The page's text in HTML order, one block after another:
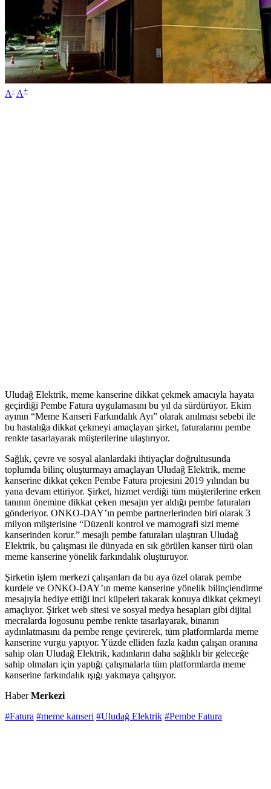
A- A+
Uludağ Elektrik, meme kanserine dikkat çekmek amacıyla hayata
geçirdiği Pembe Fatura uygulamasını bu yıl da sürdürüyor. Ekim
ayının “Meme Kanseri Farkındalık Ayı” olarak anılması sebebi ile
bu hastalığa dikkat çekmeyi amaçlayan şirket, faturalarını pembe
renkte tasarlayarak müşterilerine ulaştırıyor.
Sağlık, çevre ve sosyal alanlardaki ihtiyaçlar doğrultusunda
toplumda bilinç oluşturmayı amaçlayan Uludağ Elektrik, meme
kanserine dikkat çeken Pembe Fatura projesini 2019 yılından bu
yana devam ettiriyor. Şirket, hizmet verdiği tüm müşterilerine erken
tanının önemine dikkat çeken mesajın yer aldığı pembe faturaları
gönderiyor. ONKO-DAY’ın pembe partnerlerinden biri olarak 3
milyon müşterisine “Düzenli kontrol ve mamografi sizi meme
kanserinden korur.” mesajlı pembe faturaları ulaştıran Uludağ
Elektrik, bu çalışması ile dünyada en sık görülen kanser türü olan
meme kanserine yönelik farkındalık oluşturuyor.
Şirketin işlem merkezi çalışanları da bu aya özel olarak pembe
kurdele ve ONKO-DAY’ın meme kanserine yönelik bilinçlendirme
mesajıyla hediye ettiği inci küpeleri takarak konuya dikkat çekmeyi
amaçlıyor. Şirket web sitesi ve sosyal medya hesapları gibi dijital
mecralarda logosunu pembe renkte tasarlayarak, binanın
aydınlatmasını da pembe renge çevirerek, tüm platformlarda meme
kanserine vurgu yapıyor. Yüzde elliden fazla kadın çalışan oranına
sahip olan Uludağ Elektrik, kadınların daha sağlıklı bir geleceğe
sahip olmaları için yaptığı çalışmalarla tüm platformlarda meme
kanserine farkındalık ışığı yakmaya çalışıyor.
HaberMerkezi
#Fatura #meme kanseri #Uludağ Elektrik #Pembe Fatura